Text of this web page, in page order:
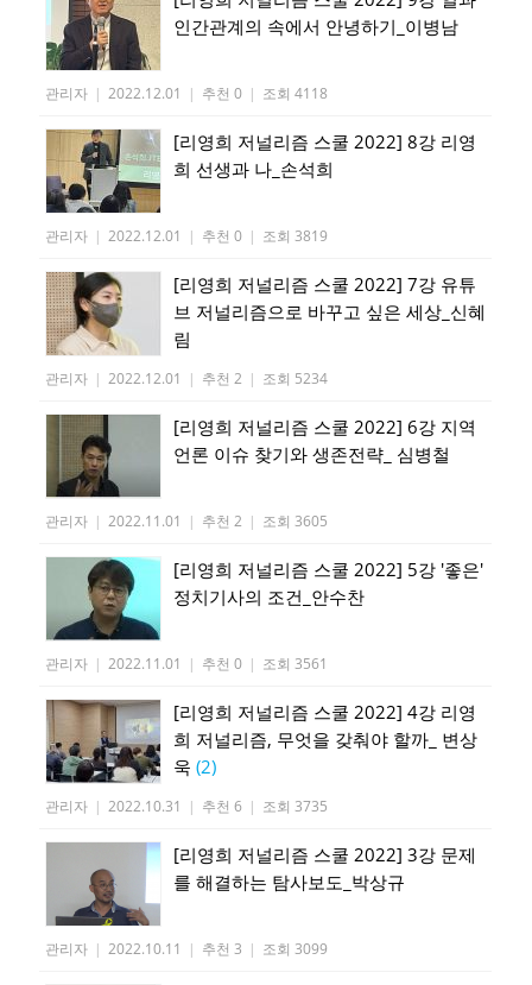
인간관계의 속에서 안녕하기_이병남
관리자 | 2022.12.01 | 추천 0 | 조회 4118
[리영희 저널리즘 스쿨 2022] 8강 리영
희 선생과 나_손석희
관리자 | 2022.12.01 | 추천 0 | 조회 3819
[리영희 저널리즘 스쿨 2022] 7강 유튜
브 저널리즘으로 바꾸고 싶은 세상_신혜
림
관리자 | 2022.12.01 | 추천 2 | 조회 5234
[리영희 저널리즘 스쿨 2022] 6강 지역
언론 이슈 찾기와 생존전략_ 심병철
관리자 | 2022.11.01 | 추천 2 | 조회 3605
[리영희 저널리즘 스쿨 2022] 5강 '좋은'
정치기사의 조건_안수찬
관리자 | 2022.11.01 | 추천 0 | 조회 3561
[리영희 저널리즘 스쿨 2022] 4강 리영
희 저널리즘, 무엇을 갖춰야 할까_ 변상
욱(2)
관리자 | 2022.10.31 | 추천 6 | 조회 3735
[리영희 저널리즘 스쿨 2022] 3강 문제
를 해결하는 탐사보도_박상규
관리자 | 2022.10.11 | 추천 3 | 조회 3099